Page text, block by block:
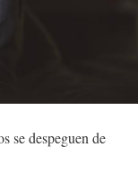
se despeguen de